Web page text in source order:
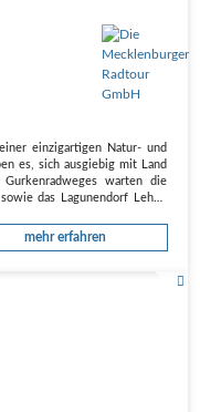
einzigartigen Natur- und
es, sich ausgiebig mit Land
warten die
das Lagunendorf Lehde
mehr erfahren